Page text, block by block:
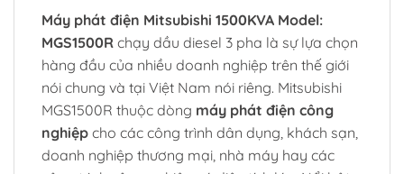
Máy phát điện Mitsubishi 1500KVA Model:
MGS1500R chạy dầu diesel 3 pha là sự lựa chọn
hàng đầu của nhiều doanh nghiệp trên thế giới
nói chung và tại Việt Nam nói riêng. Mitsubishi
MGS1500R thuộc dòng máy phát điện công
nghiệp cho các công trình dân dụng, khách sạn,
doanh nghiệp thương mại, nhà máy hay các